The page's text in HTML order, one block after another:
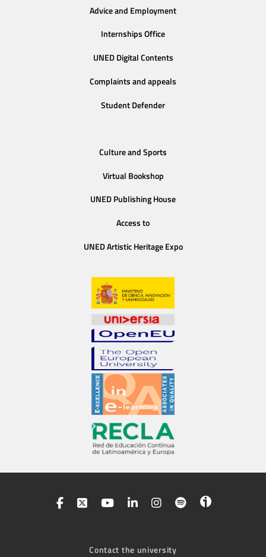
Advice and Employment
Internships Office
UNED Digital Contents
Complaints and appeals
Student Defender
Culture and Sports
Virtual Bookshop
UNED Publishing House
Access to
UNED Artistic Heritage Expo
Contact the university